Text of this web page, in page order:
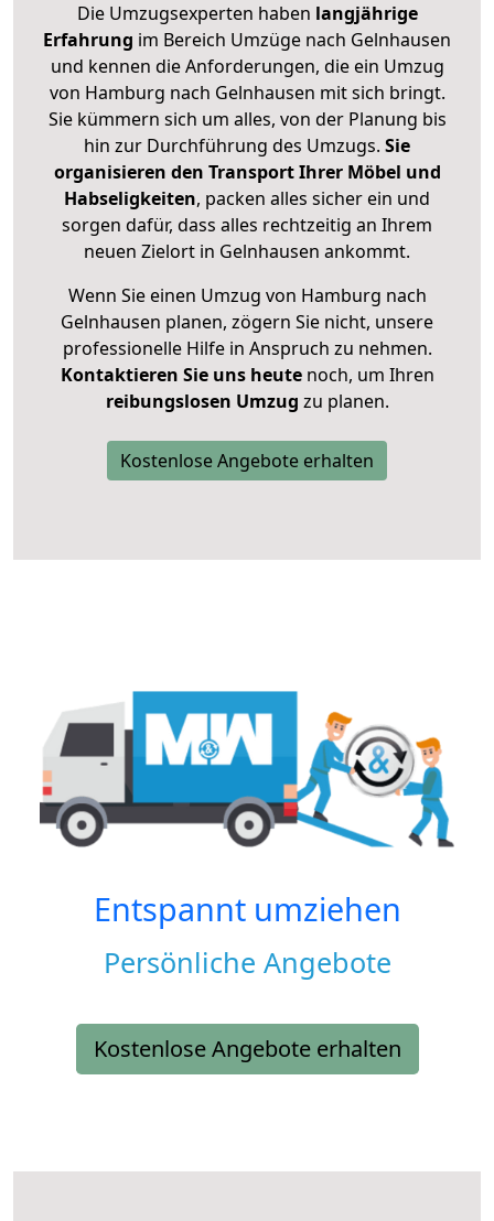
Die Umzugsexperten haben langjährige
Erfahrung im Bereich Umzüge nach Gelnhausen
und kennen die Anforderungen, die ein Umzug
von Hamburg nach Gelnhausen mit sich bringt.
Sie kümmern sich um alles, von der Planung bis
hin zur Durchführung des Umzugs. Sie
organisieren den Transport Ihrer Möbel und
Habseligkeiten, packen alles sicher ein und
sorgen dafür, dass alles rechtzeitig an Ihrem
neuen Zielort in Gelnhausen ankommt.
Wenn Sie einen Umzug von Hamburg nach
Gelnhausen planen, zögern Sie nicht, unsere
professionelle Hilfe in Anspruch zu nehmen.
Kontaktieren Sie uns heutenoch, um Ihren
reibungslosen Umzug zu planen.
Kostenlose Angebote erhalten
Entspannt umziehen
Persönliche Angebote
Kostenlose Angebote erhalten